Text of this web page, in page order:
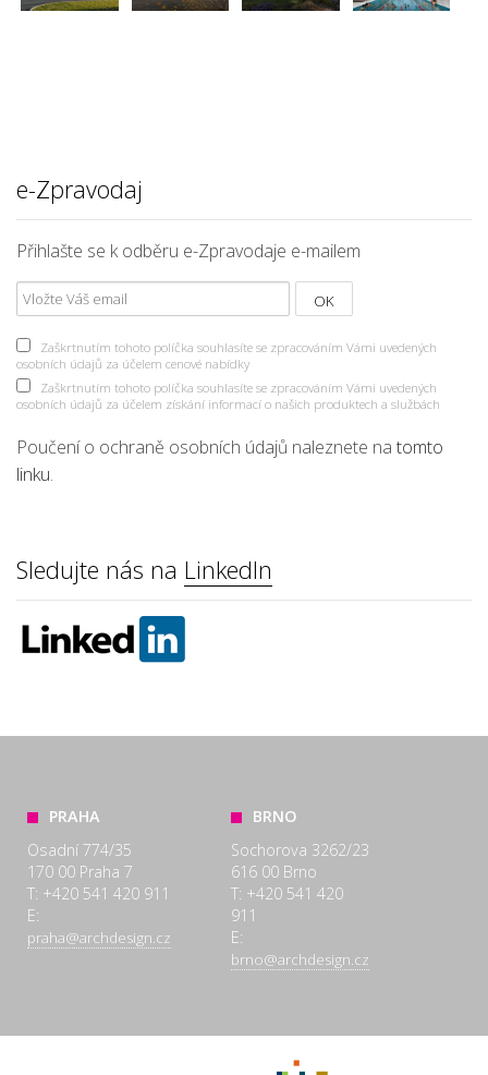
e-Zpravodaj
Přihlašte se k odběru e-Zpravodaje e-mailem
Zaškrtnutím tohoto políčka souhlasíte se zpracováním Vámi uvedených
osobních údajů za účelem cenové nabídky
Zaškrtnutím tohoto políčka souhlasíte se zpracováním Vámi uvedených
osobních údajů za účelem získání informací o našich produktech a službách
Poučení o ochraně osobních údajů naleznete na tomto
linku.
Sledujte nás na LinkedIn
PRAHA
Osadní 774/35
170 00 Praha 7
T: +420 541 420 911
E:
praha@archdesign.cz
BRNO
Sochorova 3262/23
616 00 Brno
T: +420 541 420
911
E:
brno@archdesign.cz